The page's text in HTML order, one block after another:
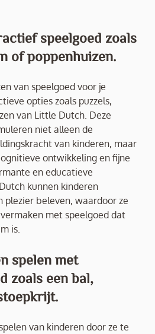
speelgoed zoals
of poppenhuizen.
van speelgoed voor je
opties zoals puzzels,
van Little Dutch. Deze
niet alleen de
van kinderen, maar
ontwikkeling en fijne
en educatieve
kunnen kinderen
plezier beleven, waardoor ze
met speelgoed dat
is.
spelen met
zoals een bal,
van kinderen door ze te